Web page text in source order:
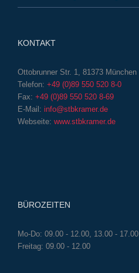
KONTAKT
Ottobrunner Str. 1, 81373 München
Telefon: +49 (0)89 550 520 8-0
Fax: +49 (0)89 550 520 8-69
E-Mail: info@stbkramer.de
Webseite: www.stbkramer.de
BÜROZEITEN
Mo-Do: 09.00 - 12.00, 13.00 - 17.00
Freitag: 09.00 - 12.00